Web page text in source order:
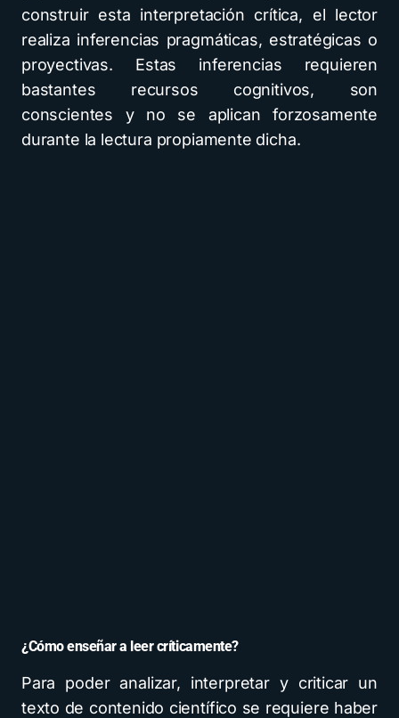
construir esta interpretación crítica, el lector
realiza inferencias pragmáticas, estratégicas o
proyectivas. Estas inferencias requieren
bastantes recursos cognitivos, son
conscientes y no se aplican forzosamente
durante la lectura propiamente dicha.
¿Cómo enseñar a leer críticamente?
Para poder analizar, interpretar y criticar un
texto de contenido científico se requiere haber